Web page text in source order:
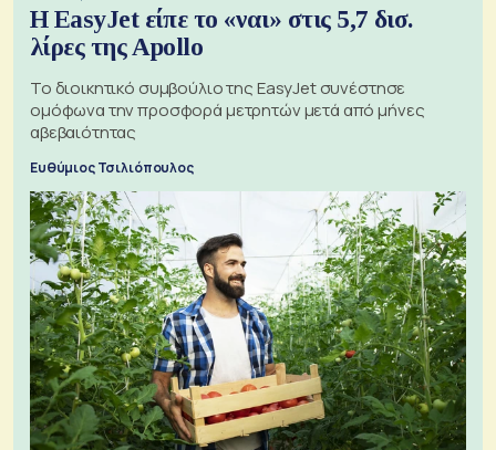
Η EasyJet είπε το «ναι» στις 5,7 δισ.
λίρες της Apollo
Το διοικητικό συμβούλιο της EasyJet συνέστησε
ομόφωνα την προσφορά μετρητών μετά από μήνες
αβεβαιότητας
Ευθύμιος Τσιλιόπουλος